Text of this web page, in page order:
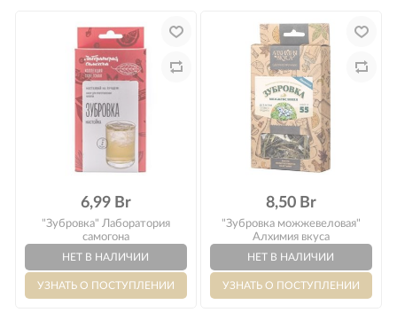
6,99 Br
"Зубровка" Лаборатория
самогона
8,50 Br
"Зубровка можжевеловая"
Алхимия вкуса